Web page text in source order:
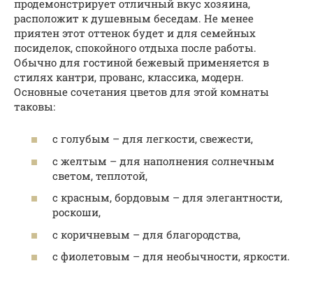
продемонстрирует отличный вкус хозяина,
расположит к душевным беседам. Не менее
приятен этот оттенок будет и для семейных
посиделок, спокойного отдыха после работы.
Обычно для гостиной бежевый применяется в
стилях кантри, прованс, классика, модерн.
Основные сочетания цветов для этой комнаты
таковы:
с голубым – для легкости, свежести,
с желтым – для наполнения солнечным
светом, теплотой,
с красным, бордовым – для элегантности,
роскоши,
с коричневым – для благородства,
с фиолетовым – для необычности, яркости.